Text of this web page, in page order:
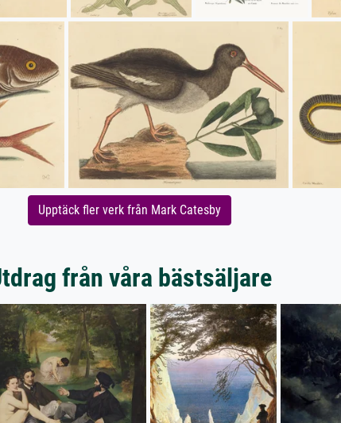
Upptäck fler verk från Mark Catesby
från våra bästsäljare